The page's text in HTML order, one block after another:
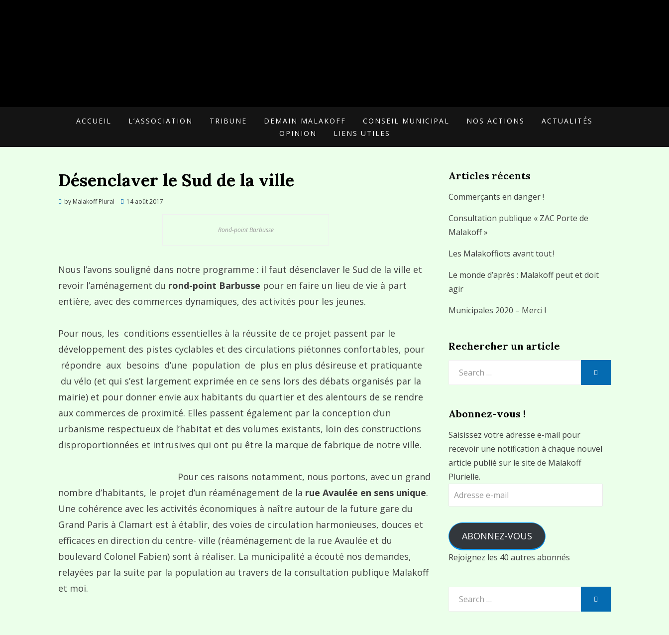
ACCUEIL L’ASSOCIATION TRIBUNE DEMAIN MALAKOFF CONSEIL MUNICIPAL NOS ACTIONS
ACTUALITÉS
OPINION
LIENS UTILES
Désenclaver le Sud de la ville
by Malakoff Plural
Posted
14 août 2017
Rond-point Barbusse
Nous l’avons souligné dans notre programme : il faut désenclaver le Sud de la ville et
revoir l’aménagement du rond-point Barbusse pour en faire un lieu de vie à part
entière, avec des commerces dynamiques, des activités pour les jeunes.
Pour nous, les conditions essentielles à la réussite de ce projet passent par le
développement des pistes cyclables et des circulations piétonnes confortables, pour
répondre aux besoins d’une population de plus en plus désireuse et pratiquante
du vélo (et qui s’est largement exprimée en ce sens lors des débats organisés par la
mairie) et pour donner envie aux habitants du quartier et des alentours de se rendre
aux commerces de proximité. Elles passent également par la conception d’un
urbanisme respectueux de l’habitat et des volumes existants, loin des constructions
disproportionnées et intrusives qui ont pu être la marque de fabrique de notre ville.
Pour ces raisons notamment, nous portons, avec un grand
nombre d’habitants, le projet d’un réaménagement de la rue Avaulée en sens unique.
Une cohérence avec les activités économiques à naître autour de la future gare du
Grand Paris à Clamart est à établir, des voies de circulation harmonieuses, douces et
efficaces en direction du centre- ville (réaménagement de la rue Avaulée et du
boulevard Colonel Fabien) sont à réaliser. La municipalité a écouté nos demandes,
relayées par la suite par la population au travers de la consultation publique Malakoff
et moi.
Articles récents
Commerçants en danger !
Consultation publique « ZAC Porte de
Malakoff »
Les Malakoffiots avant tout !
Le monde d’après : Malakoff peut et doit
agir
Municipales 2020 – Merci !
Rechercher un article
Abonnez-vous !
Saisissez votre adresse e-mail pour
recevoir une notification à chaque nouvel
article publié sur le site de Malakoff
Plurielle.
Adresse
ABONNEZ-VOUS
Rejoignez les 40 autres abonnés